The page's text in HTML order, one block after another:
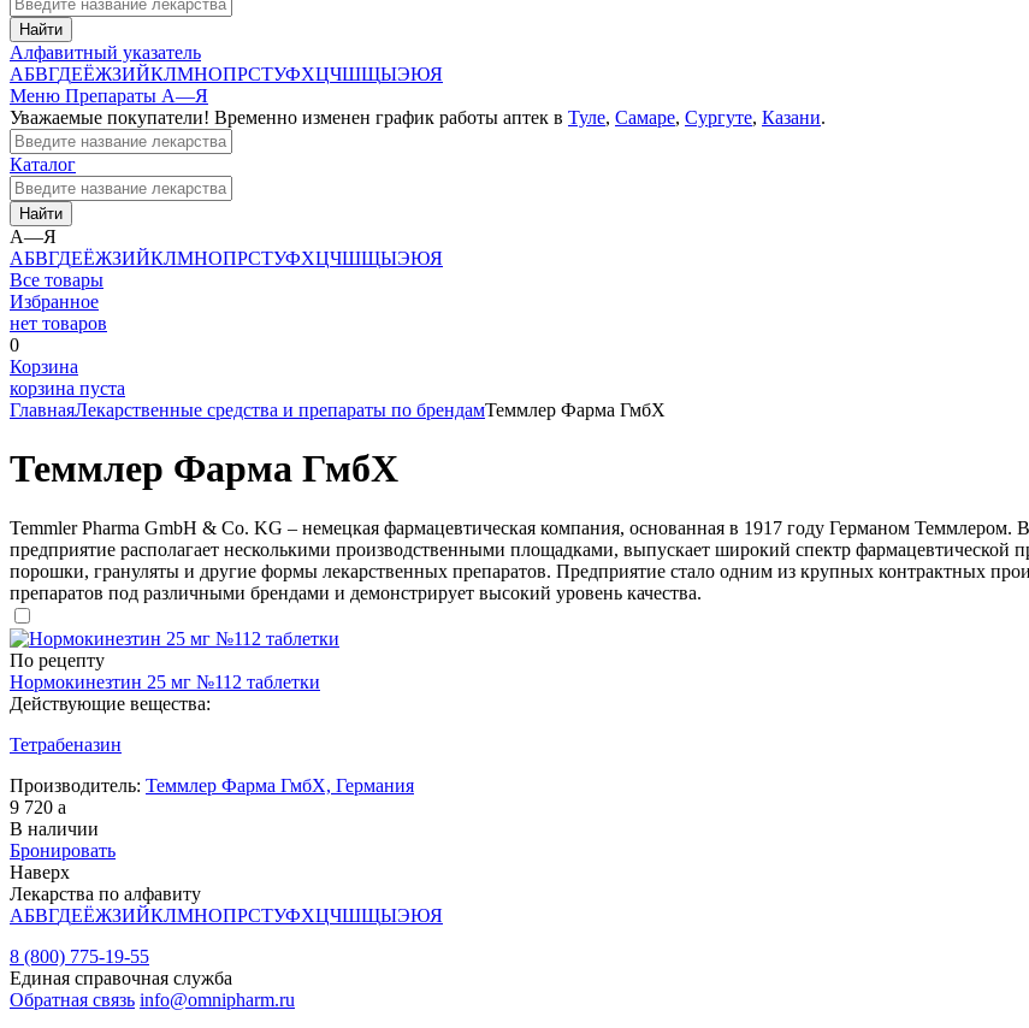
Найти
Алфавитный указатель
АБВГДЕЁЖЗИЙКЛМНОПРСТУФХЦЧШЩЫЭЮЯ
Меню Препараты А—Я
Уважаемые покупатели! Временно изменен график работы аптек в Туле, Самаре, Сургуте, Казани.
Каталог
Найти
А—Я
АБВГДЕЁЖЗИЙКЛМНОПРСТУФХЦЧШЩЫЭЮЯ
Все товары
Избранное
нет товаров
0
Корзина
корзина пуста
ГлавнаяЛекарственные средства и препараты по брендамТеммлер Фарма ГмбХ
Теммлер Фарма ГмбХ
Temmler Pharma GmbH & Co. KG – немецкая фармацевтическая компания, основанная в 1917 году Германом Теммлером.
предприятие располагает несколькими производственными площадками, выпускает широкий спектр фармацевтической
порошки, грануляты и другие формы лекарственных препаратов. Предприятие стало одним из крупных контрактных
препаратов под различными брендами и демонстрирует высокий уровень качества.
По рецепту
Нормокинезтин 25 мг №112 таблетки
Действующие вещества:
Тетрабеназин
Производитель: Теммлер Фарма ГмбХ, Германия
9 720 a
В наличии
Бронировать
Наверх
Лекарства по алфавиту
АБВГДЕЁЖЗИЙКЛМНОПРСТУФХЦЧШЩЫЭЮЯ
8 (800) 775-19-55
Единая справочная служба
Обратная связь info@omnipharm.ru